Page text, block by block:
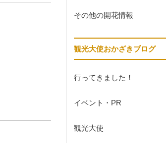
その他の開花情報
観光大使おかざきブログ
行ってきました！
イベント・PR
観光大使